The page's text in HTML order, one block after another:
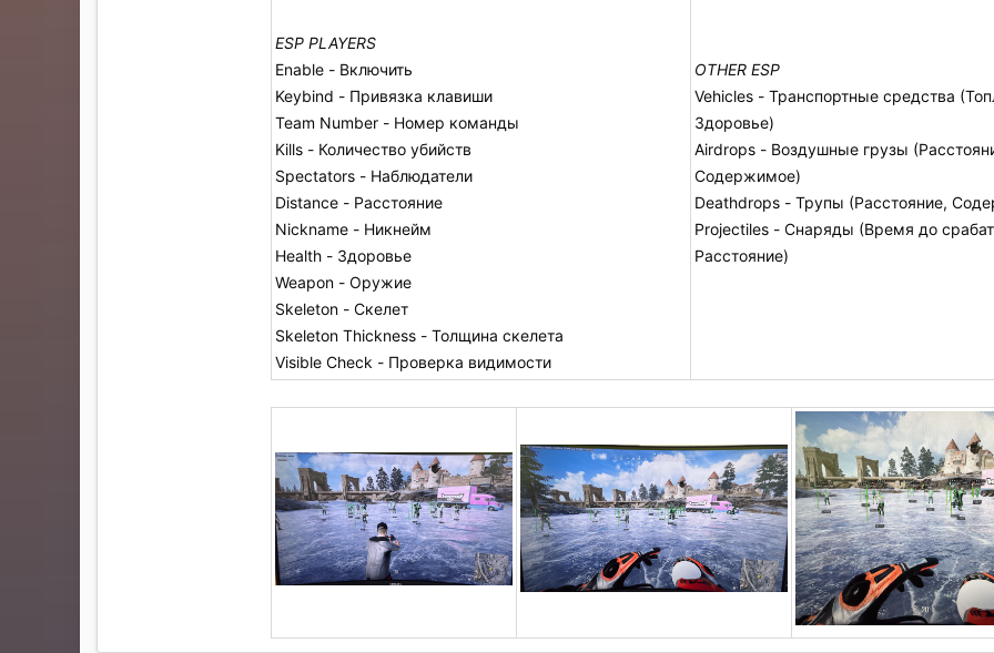
ESP PLAYERS
Enable - Включить
Keybind - Привязка клавиши
Team Number - Номер команды
Kills - Количество убийств
Spectators - Наблюдатели
Distance - Расстояние
Nickname - Никнейм
Health - Здоровье
Weapon - Оружие
Skeleton - Скелет
Skeleton Thickness - Толщина скелета
Visible Check - Проверка видимости
OTHER ESP
Vehicles - Транспортные средства
Здоровье)
Airdrops - Воздушные грузы
Содержимое)
Deathdrops - Трупы (Расстояние,
Projectiles - Снаряды (Время до
Расстояние)